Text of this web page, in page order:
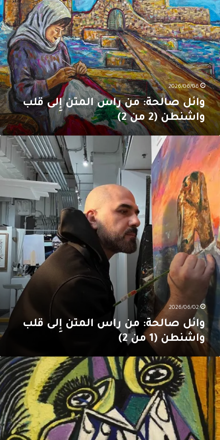
صالحة:
من
راس
المتن
إِلى
قلب
واشنطن
(2
من
2)
2026/06/06
وائل صالحة: من راس المتن إِلى قلب
واشنطن (2 من 2)
صالحة:
المتن
واشنطن
من
2)
2026/06/02
وائل صالحة: من راس المتن إِلى قلب
واشنطن (1 من 2)
بيكاسو…
بيكاسو…
ما
هو
سرُّك؟
(الأَخيرة:
7
من